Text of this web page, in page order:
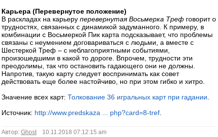
Карьера (Перевернутое положение)
В раскладах на карьеру перевернутая Восьмерка Треф говорит о
трудностях, связанных с динамикой задуманного. К примеру, в
комбинации с Восьмеркой Пик карта подсказывает, что проблемы
связаны с неумением договариваться с людьми, а вместе с
Шестеркой Треф – с неблагоприятными событиями,
произошедшими в какой то дороге. Впрочем, трудности эти
преодолимы, так что остановить гадающего они не должны.
Напротив, такую карту следует воспринимать как совет
действовать еще более настойчиво, но при этом гибко и хитро.
Значение всех карт: Толкование 36 игральных карт при гадании
Источник: http://www.predskaza ... php?card=8-tref
Автор: Ghost10.11.2018 07:12:15 am